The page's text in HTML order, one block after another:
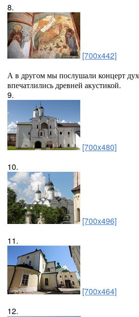
8.
[700x442]
А в другом мы послушали концерт
впечатлились древней акустикой.
9.
[700x480]
10.
[700x496]
11.
[700x464]
12.